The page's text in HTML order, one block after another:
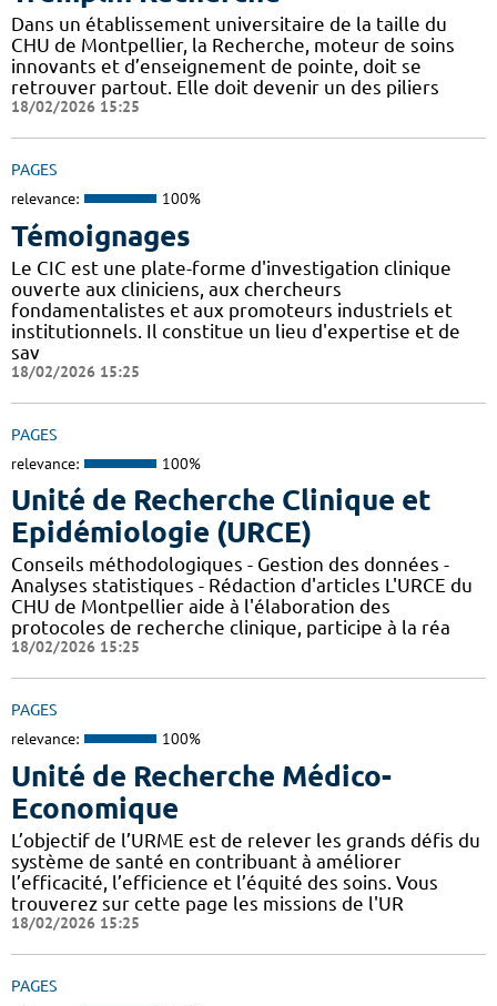
Dans un établissement universitaire de la taille du
CHU de Montpellier, la Recherche, moteur de soins
innovants et d’enseignement de pointe, doit se
retrouver partout. Elle doit devenir un des piliers
18/02/2026 15:25
PAGES
relevance: 100%
Témoignages
Le CIC est une plate-forme d'investigation clinique
ouverte aux cliniciens, aux chercheurs
fondamentalistes et aux promoteurs industriels et
institutionnels. Il constitue un lieu d'expertise et de
sav
18/02/2026 15:25
PAGES
relevance: 100%
Unité de Recherche Clinique et
Epidémiologie (URCE)
Conseils méthodologiques - Gestion des données -
Analyses statistiques - Rédaction d'articles L'URCE du
CHU de Montpellier aide à l'élaboration des
protocoles de recherche clinique, participe à la réa
18/02/2026 15:25
PAGES
relevance: 100%
Unité de Recherche Médico-
Economique
L’objectif de l’URME est de relever les grands défis du
système de santé en contribuant à améliorer
l’efficacité, l’efficience et l’équité des soins. Vous
trouverez sur cette page les missions de l'UR
18/02/2026 15:25
PAGES